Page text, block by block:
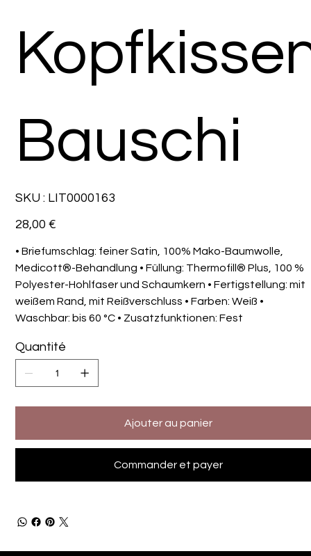
Bauschi
SKU : SKU
LIT0000163
LIT0000163
Prix
28,00 €
• Briefumschlag: feiner Satin, 100% Mako-Baumwolle,
Medicott®-Behandlung • Füllung: Thermofill® Plus, 100 %
Polyester-Hohlfaser und Schaumkern • Fertigstellung: mit
weißem Rand, mit Reißverschluss • Farben: Weiß •
Waschbar: bis 60 °C • Zusatzfunktionen: Fest
Quantité
Ajouter au panier
Commander et payer